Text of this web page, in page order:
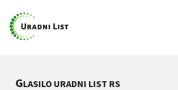
GLASILO URADNI LIST RS